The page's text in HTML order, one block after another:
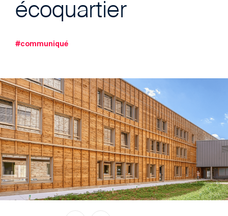
écoquartier
#communiqué